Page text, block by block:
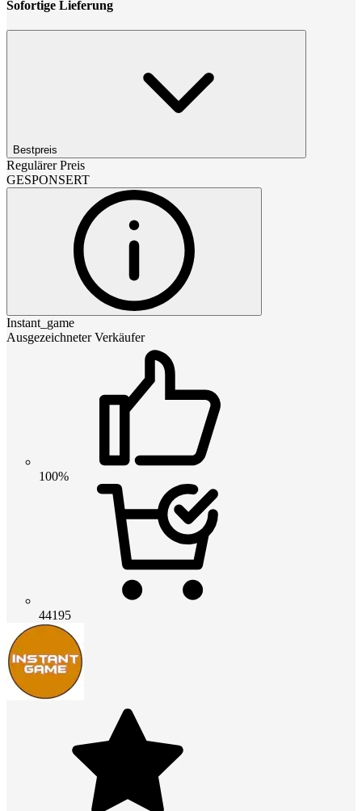
Sofortige Lieferung
Bestpreis
Regulärer Preis
GESPONSERT
Instant_game
Ausgezeichneter Verkäufer
100%
44195